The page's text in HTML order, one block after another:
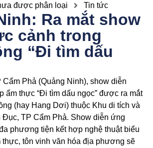
được phân loại Tin tức
Ra mắt show
cảnh trong
“Đi tìm dấu
Cẩm Phả (Quảng Ninh), show diễn
ẩm thực “Đi tìm dấu ngọc” được ra mắt
(hay Hang Dơi) thuộc Khu di tích và
Đục, TP Cẩm Phả. Show diễn ứng
phương tiện kết hợp nghệ thuật biểu
thực, tôn vinh văn hóa địa phương sẽ